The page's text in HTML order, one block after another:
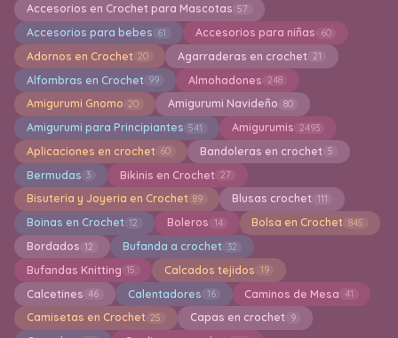
Accesorios en Crochet para Mascotas 57
Accesorios para bebes 61 Accesorios para niñas 60
Adornos en Crochet 20 Agarraderas en crochet 21
Alfombras en Crochet 99 Almohadones 248
Amigurumi Gnomo 20 Amigurumi Navideño 80
Amigurumi para Principiantes 541 Amigurumis 2493
Aplicaciones en crochet 60 Bandoleras en crochet 5
Bermudas 3 Bikinis en Crochet 27
Bisuteria y Joyeria en Crochet 89 Blusas crochet 111
Boinas en Crochet 12 Boleros 14 Bolsa en Crochet 845
Bordados 12 Bufanda a crochet 32
Bufandas Knitting 15 Calcados tejidos 19
Calcetines 46 Calentadores 16 Caminos de Mesa 41
Camisetas en Crochet 25 Capas en crochet 9